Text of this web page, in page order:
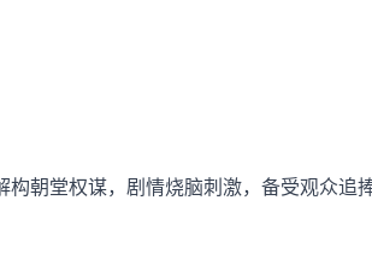
构朝堂权谋，剧情烧脑刺激，备受观众追